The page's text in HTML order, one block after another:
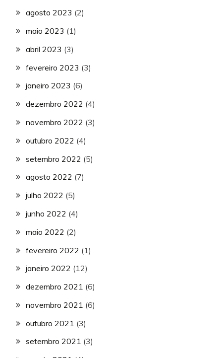
agosto 2023 (2)
maio 2023 (1)
abril 2023 (3)
fevereiro 2023 (3)
janeiro 2023 (6)
dezembro 2022 (4)
novembro 2022 (3)
outubro 2022 (4)
setembro 2022 (5)
agosto 2022 (7)
julho 2022 (5)
junho 2022 (4)
maio 2022 (2)
fevereiro 2022 (1)
janeiro 2022 (12)
dezembro 2021 (6)
novembro 2021 (6)
outubro 2021 (3)
setembro 2021 (3)